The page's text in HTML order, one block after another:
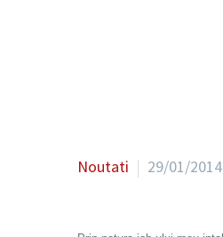
Noutati 29/01/2014